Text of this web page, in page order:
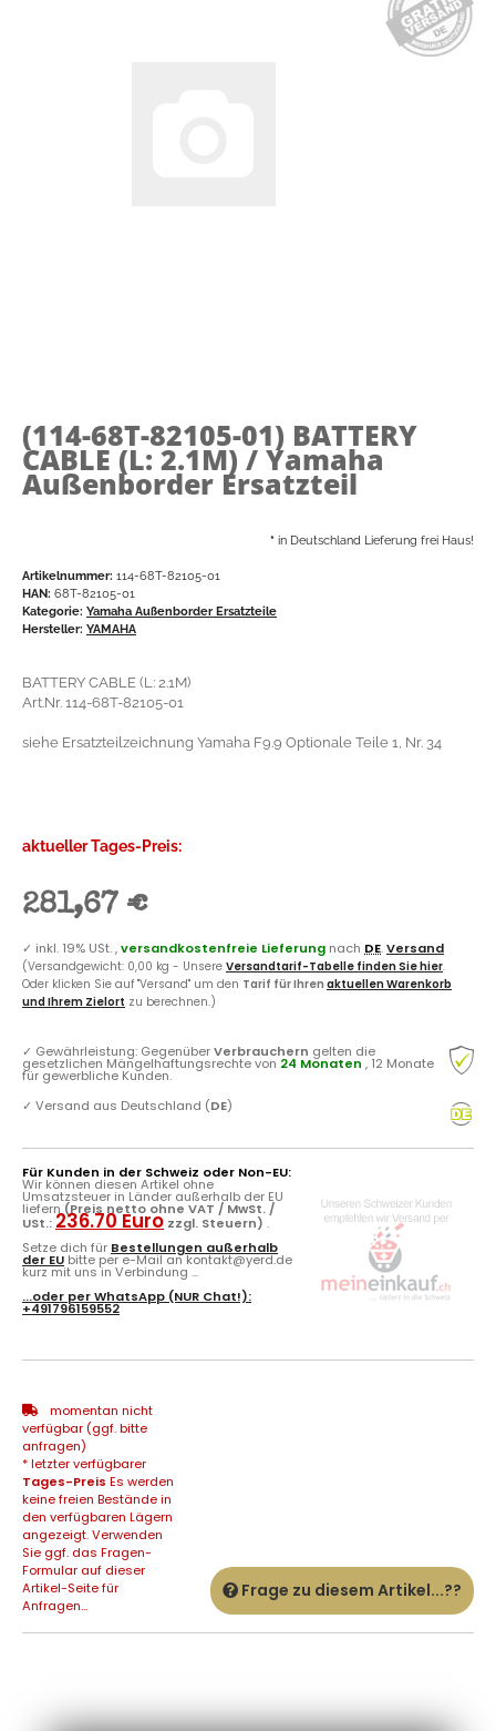
(114-68T-82105-01) BATTERY
CABLE (L: 2.1M) / Yamaha
Außenborder Ersatzteil
* in Deutschland Lieferung frei Haus!
Artikelnummer: 114-68T-82105-01
HAN: 68T-82105-01
Kategorie: Yamaha Außenborder Ersatzteile
Hersteller: YAMAHA
BATTERY CABLE (L: 2.1M)
Art.Nr. 114-68T-82105-01
siehe Ersatzteilzeichnung Yamaha F9.9 Optionale Teile 1, Nr. 34
aktueller Tages-Preis:
281,67 €
✓ inkl. 19% USt. ,versandkostenfreie Lieferung nach DE.Versand
(Versandgewicht: 0,00 kg - Unsere Versandtarif-Tabelle finden Sie hier.
Oder klicken Sie auf "Versand" um den Tarif für Ihren aktuellen Warenkorb
und Ihrem Zielort zu berechnen.)
✓ Gewährleistung: GegenüberVerbrauchern gelten die
gesetzlichen Mängelhaftungsrechte von 24 Monaten , 12 Monate
für gewerbliche Kunden.
✓ Versand aus Deutschland (DE)
Für Kunden in der Schweiz oder Non-EU:
Wir können diesen Artikel ohne
Umsatzsteuer in Länder außerhalb der EU
liefern (Preis netto ohne VAT / MwSt. /
USt.: 236.70 Euro zzgl. Steuern) .
Setze dich für Bestellungen außerhalb
der EU bitte per e-Mail an kontakt@yerd.de
kurz mit uns in Verbindung ...
...oder perWhatsApp (NUR Chat!):
+491796159552
momentan nicht
verfügbar (ggf. bitte
anfragen)
* letzter verfügbarer
Tages-Preis Es werden
keine freien Bestände in
den verfügbaren Lägern
angezeigt. Verwenden
Sie ggf. das Fragen-
Formular auf dieser
Artikel-Seite für
Anfragen...
Frage zu diesem Artikel...??